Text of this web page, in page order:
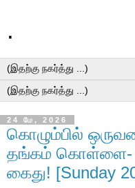
.
24 மே, 2026
கொழும்பில்
தங்கம் கொள்ளை-
கைது! [Sunday